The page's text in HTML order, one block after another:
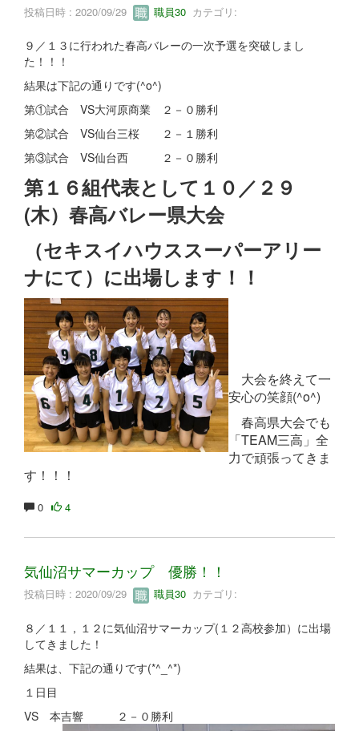
投稿日時 : 2020/09/29 職員30 カテゴリ:
９／１３に行われた春高バレーの一次予選を突破しまし
た！！！
結果は下記の通りです(^o^)
第①試合 VS大河原商業 ２－０勝利
第②試合 VS仙台三桜 ２－１勝利
第③試合 VS仙台西 ２－０勝利
第１６組代表として１０／２９
(木）春高バレー県大会
（セキスイハウススーパーアリー
ナにて）に出場します！！
大会を終えて一
安心の笑顔(^o^)
春高県大会でも
「TEAM三高」全
力で頑張ってきま
す！！！
0 4
気仙沼サマーカップ 優勝！！
投稿日時 : 2020/09/29 職員30 カテゴリ:
８／１１，１２に気仙沼サマーカップ(１２高校参加）に出場
してきました！
結果は、下記の通りです(*^_^*)
１日目
VS 本吉響 ２－０勝利